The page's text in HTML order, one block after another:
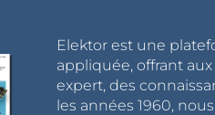
Elektor est une
appliquée, offrant
expert, des
les années 1960,